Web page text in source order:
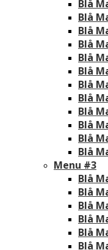
Blå
Blå
Blå
Blå
Blå
Blå
Blå
Blå
Blå
Blå
Blå
Blå
Menu #3
Blå
Blå
Blå
Blå
Blå
Blå